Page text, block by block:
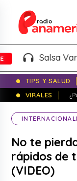
Salsa
TIPS Y SALUD
VIRALES
No te
rápidos de
(VIDEO)